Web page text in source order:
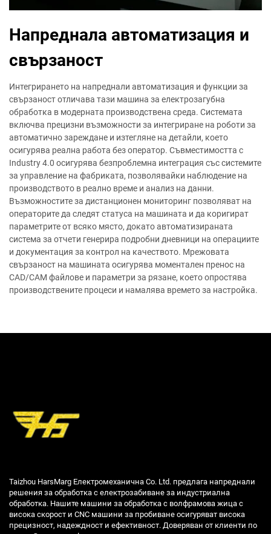
Напреднала автоматизация и
свързаност
Интегрирането на напреднали автоматизация и функции за
свързаност отличава тази машина за електрозагубна
обработка в модерната производствена среда. Системата
включва прецизни възможности за интегриране на роботи за
автоматично зареждане и изтегляне на детайли, което
осигурява реална работа без оператор. Съвместимостта с
Industry 4.0 осигурява безпроблемна интеграция със системите
за управление на фабриката, позволявайки наблюдение на
производството в реално време и анализ на данни.
Възможностите за дистанционен мониторинг позволяват на
операторите да следят статуса на машината и да коригират
параметрите от всяко място, докато автоматизираната
система за отчети генерира подробни дневници на операциите
и документация за контрол на качеството. Мрежовата
свързаност на машината осигурява моментален пренос на
CAD/CAM файлове и параметри за рязане, което опростява
производствените процеси и намалява времето за настройка.
Taizhou HarsMarg Електромеханична Co. Ltd. предлага напреднали
решения за обработка с електрозабиване за индустриална
обработка. Нашите машини за обработка с волфрамова жица с
висока скорост и CNC машини за пробиване осигуряват висока
прецизност, надеждност и ефективност. Доверяван от клиенти по